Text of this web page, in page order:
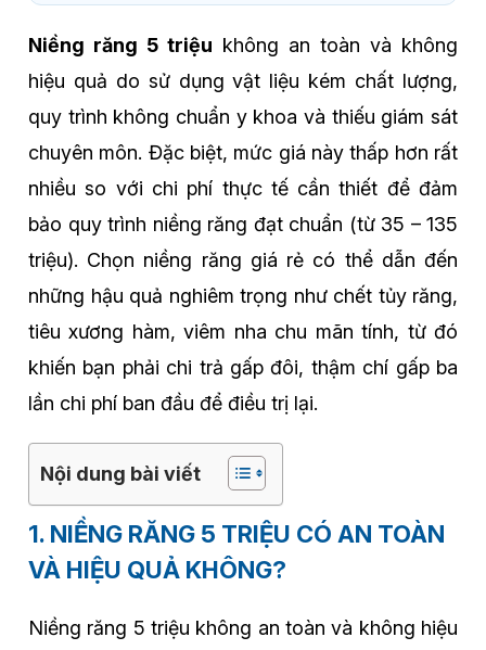
Niềng răng 5 triệu không an toàn và không
hiệu quả do sử dụng vật liệu kém chất lượng,
quy trình không chuẩn y khoa và thiếu giám sát
chuyên môn. Đặc biệt, mức giá này thấp hơn rất
nhiều so với chi phí thực tế cần thiết để đảm
bảo quy trình niềng răng đạt chuẩn (từ 35 – 135
triệu). Chọn niềng răng giá rẻ có thể dẫn đến
những hậu quả nghiêm trọng như chết tủy răng,
tiêu xương hàm, viêm nha chu mãn tính, từ đó
khiến bạn phải chi trả gấp đôi, thậm chí gấp ba
lần chi phí ban đầu để điều trị lại.
Nội dung bài viết
1. NIỀNG RĂNG 5 TRIỆU CÓ AN TOÀN
VÀ HIỆU QUẢ KHÔNG?
Niềng răng 5 triệu không an toàn và không hiệu